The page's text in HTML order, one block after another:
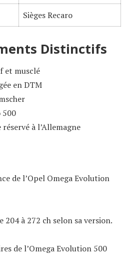
Sièges Recaro
Distinctifs
et musclé
en DTM
500
à l’Allemagne
de l’Opel Omega Evolution
204 à 272 ch selon sa version.
de l’Omega Evolution 500